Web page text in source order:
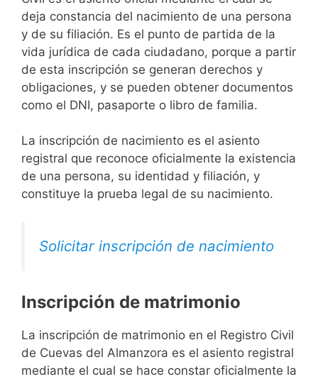
deja constancia del nacimiento de una persona
y de su filiación. Es el punto de partida de la
vida jurídica de cada ciudadano, porque a partir
de esta inscripción se generan derechos y
obligaciones, y se pueden obtener documentos
como el DNI, pasaporte o libro de familia.
La inscripción de nacimiento es el asiento
registral que reconoce oficialmente la existencia
de una persona, su identidad y filiación, y
constituye la prueba legal de su nacimiento.
Solicitar inscripción de nacimiento
Inscripción de matrimonio
La inscripción de matrimonio en el Registro Civil
de Cuevas del Almanzora es el asiento registral
mediante el cual se hace constar oficialmente la